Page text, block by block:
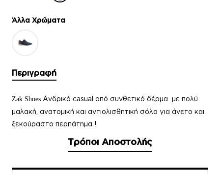
Άλλα Xρώματα
Περιγραφή
Zak Shoes Ανδρικό casual από συνθετικό δέρμα με πολύ
μαλακή, ανατομική και αντιολισθητική σόλα για άνετο και
ξεκούραστο περπάτημα !
Τρόποι Αποστολής